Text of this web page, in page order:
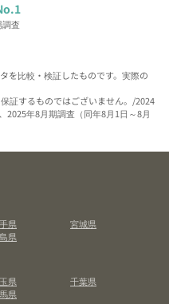
調査
を比較・検証したものです。実際の
証するものではございません。/2024
2025年8月期調査（同年8月1日～8月
県
宮城県
県
県
千葉県
県